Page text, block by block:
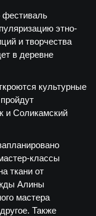
этно-
и творчества
в деревне
культурные
и Соликамский
классы
ткани от
Алины
мастера
Также